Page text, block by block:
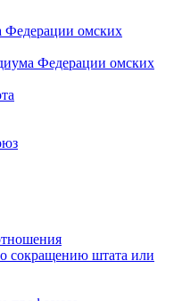
Федерации омских
Федерации омских
сокращению штата или